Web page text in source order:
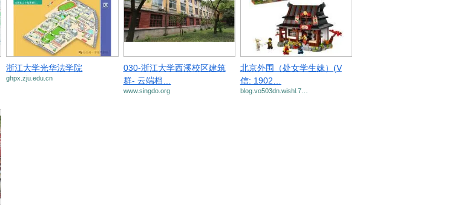
浙江大学光华法学院
ghpx.zju.edu.cn
030-浙江大学西溪校区建筑
群- 云端档…
www.singdo.org
北京外围（处女学生妹）(V
信: 1902…
blog.vo503dn.wishl.7…